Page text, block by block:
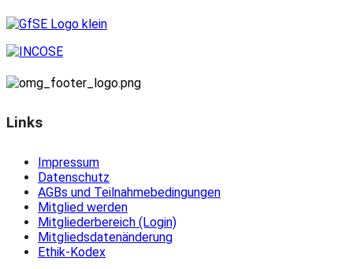
Links
Impressum
Datenschutz
AGBs und Teilnahmebedingungen
Mitglied werden
Mitgliederbereich (Login)
Mitgliedsdatenänderung
Ethik-Kodex